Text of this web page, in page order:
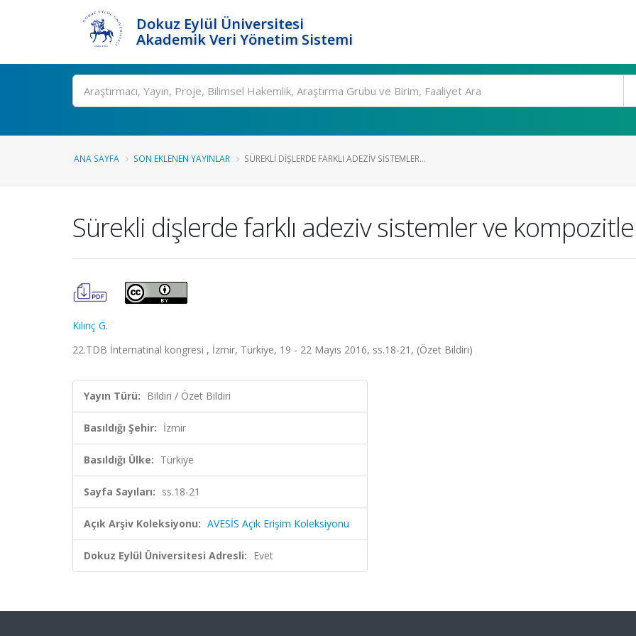
Dokuz Eylül Üniversitesi
Akademik Veri Yönetim Sistemi
Ara
ANA SAYFA SON EKLENEN YAYINLAR SÜREKLI DIŞLERDE FARKLI ADEZIV SISTEMLER...
Sürekli dişlerde farklı adeziv sistemler ve
Kılınç G.
22.TDB İnternatinal kongresi , İzmir, Türkiye, 19 - 22 Mayıs 2016, ss.18-21, (Özet Bildiri)
Yayın Türü: Bildiri / Özet Bildiri
Basıldığı Şehir: İzmir
Basıldığı Ülke: Türkiye
Sayfa Sayıları: ss.18-21
Açık Arşiv Koleksiyonu: AVESİS Açık Erişim Koleksiyonu
Dokuz Eylül Üniversitesi Adresli: Evet